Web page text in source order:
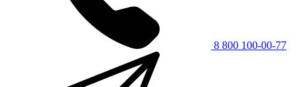
8 800 100-00-77